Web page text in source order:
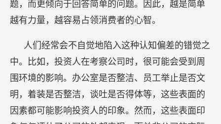
价值。
决策会受到记忆和潜意识的影响，消费者会倾向
于选择自己熟悉或记忆深刻的品牌，哪怕其它选项
更为合适。企业要做的，是让消费者在考虑购买某
个品类产品时，立即想到自己。